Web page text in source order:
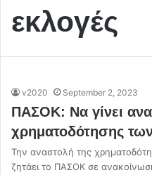
εκλογές
v2020 September 2, 2023
ΠΑΣΟΚ: Να γίνει
χρηματοδότησης
Την αναστολή της
ζητάει το ΠΑΣΟΚ σε